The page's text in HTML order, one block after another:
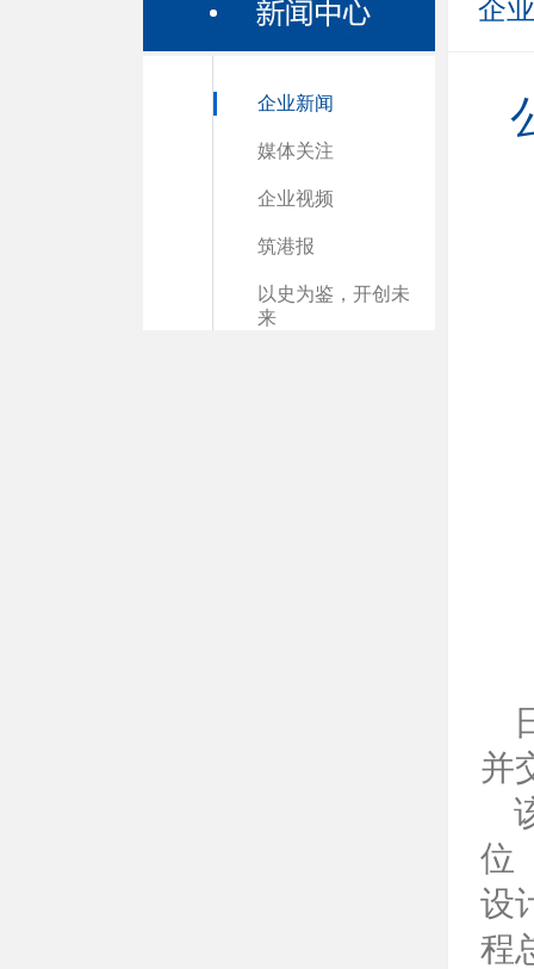
企业新闻
媒体关注
企业视频
筑港报
以史为鉴，开创未
来
企
并
位
设
程